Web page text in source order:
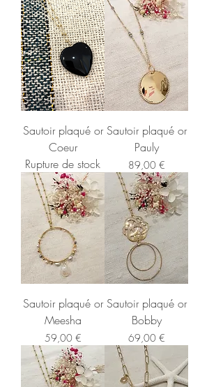
Sautoir plaqué or
Coeur
Rupture de stock
Sautoir plaqué or
Pauly
Prix
89,00 €
Sautoir plaqué or
Meesha
Prix
59,00 €
Sautoir plaqué or
Bobby
Prix
69,00 €